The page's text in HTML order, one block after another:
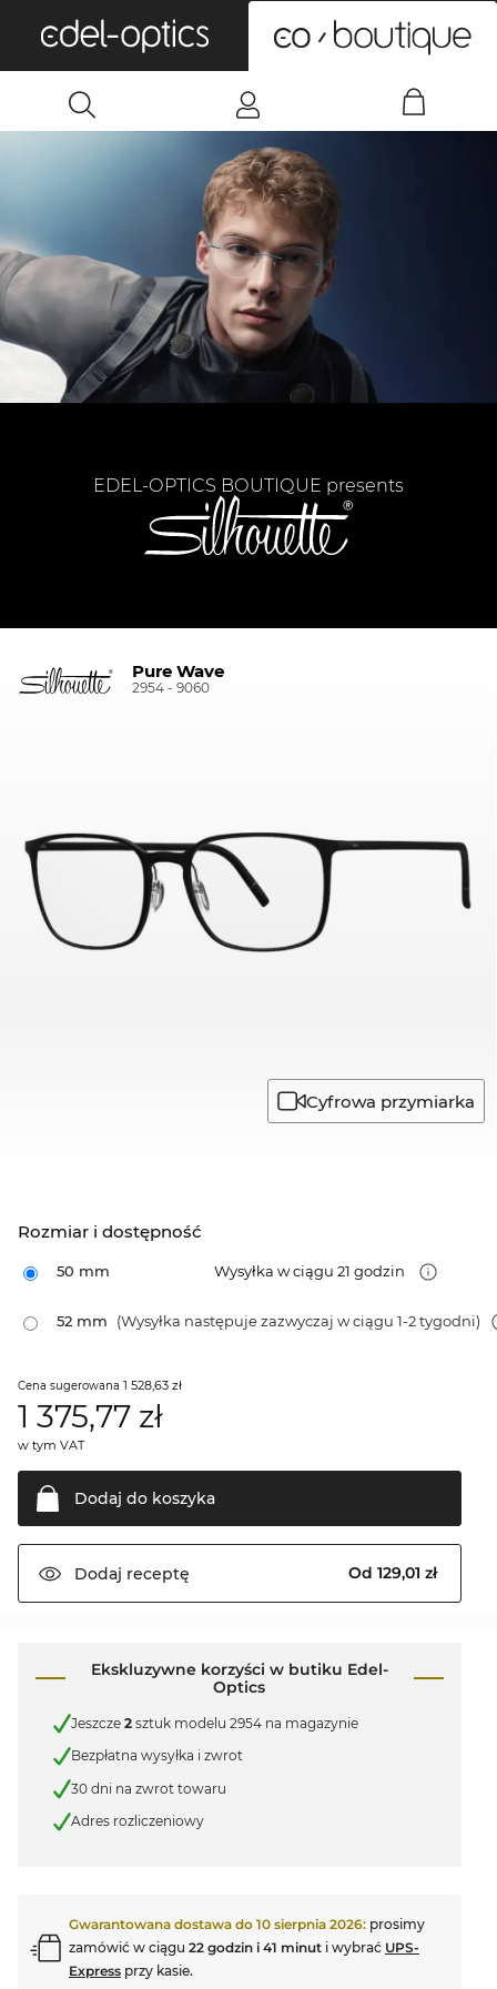
EDEL-OPTICS BOUTIQUE presents
Pure Wave
2954 - 9060
Cyfrowa przymiarka
Rozmiar i dostępność
50 mm Wysyłka w ciągu 21 godzin
52 mm (Wysyłka następuje zazwyczaj w ciągu 1-2 tygodni)
Cena sugerowana 1 528,63 zł
1 375,77 zł
w tym VAT
Dodaj do koszyka
Dodaj receptę Od 129,01 zł
Ekskluzywne korzyści w butiku Edel-
Optics
Jeszcze 2 sztuk modelu 2954 na magazynie
Bezpłatna wysyłka i zwrot
30 dni na zwrot towaru
Adres rozliczeniowy
Gwarantowana dostawa do 10 sierpnia 2026: prosimy
zamówić w ciągu 22 godzin i 41 minut i wybrać UPS-
Express przy kasie.